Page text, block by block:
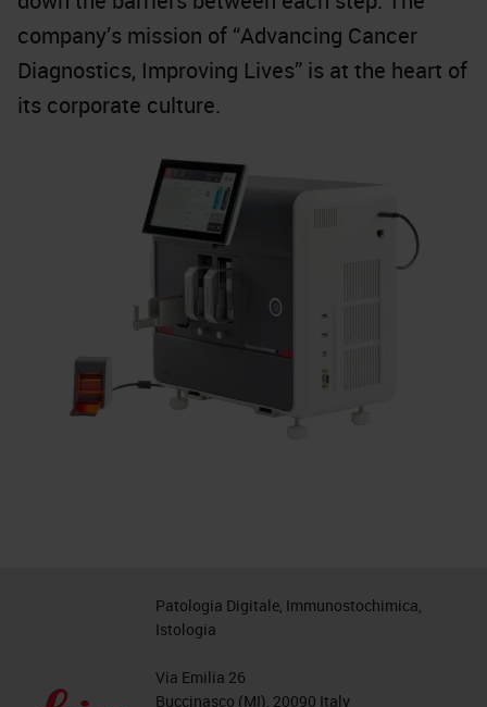
company’s mission of “Advancing Cancer
Diagnostics, Improving Lives” is at the heart of
its corporate culture.
Patologia Digitale, Immunostochimica,
Istologia
Via Emilia 26
Buccinasco (MI), 20090 Italy